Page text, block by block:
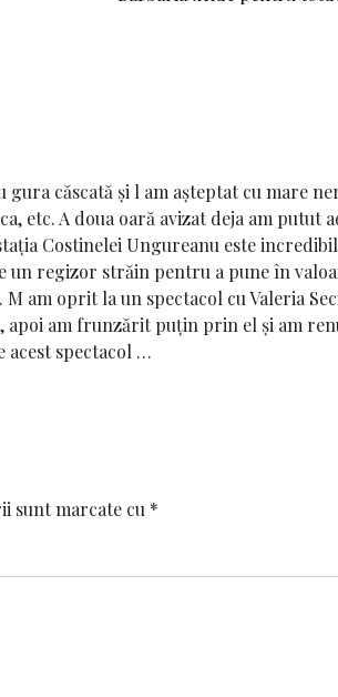
căscată și l am așteptat cu mare
etc. A doua oară avizat deja am putut
Costinelei Ungureanu este
un regizor străin pentru a pune în
am oprit la un spectacol cu Valeria
apoi am frunzărit puțin prin el și am
acest spectacol …
sunt marcate cu *